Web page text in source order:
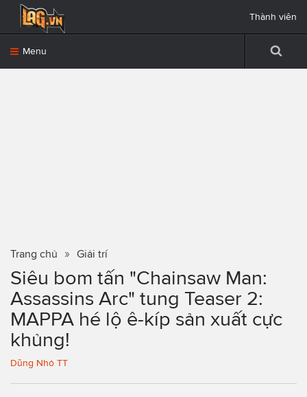
Menu
Thành viên
Trang chủ Giải trí
Siêu bom tấn "Chainsaw Man:
Assassins Arc" tung Teaser 2:
MAPPA hé lộ ê-kíp sản xuất cực
khủng!
Dũng Nhỏ TT